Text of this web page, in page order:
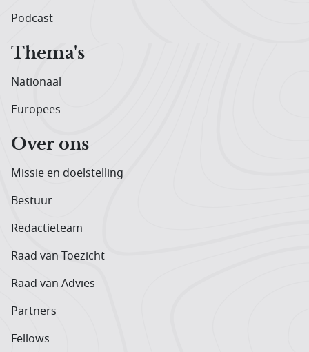
Podcast
Thema's
Nationaal
Europees
Over ons
Missie en doelstelling
Bestuur
Redactieteam
Raad van Toezicht
Raad van Advies
Partners
Fellows